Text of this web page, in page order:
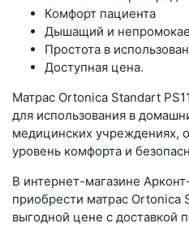
Комфорт пациента
Дышащий и
Простота в
Доступная цена.
Матрас Ortonica Standart
для использования в
медицинских учреждениях,
уровень комфорта и
В интернет-магазине
приобрести матрас Ortonica
выгодной цене с доставкой